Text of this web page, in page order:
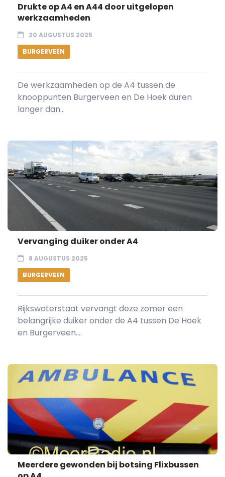
Drukte op A4 en A44 door uitgelopen
werkzaamheden
20 AUGUSTUS 2025
BURGERVEEN
De werkzaamheden op de A4 tussen de
knooppunten Burgerveen en De Hoek duren
langer dan...
Vervanging duiker onder A4
8 AUGUSTUS 2025
BURGERVEEN
Rijkswaterstaat vervangt deze zomer een
belangrijke duiker onder de A4 tussen De Hoek
en Burgerveen....
Meerdere gewonden bij botsing Flixbussen